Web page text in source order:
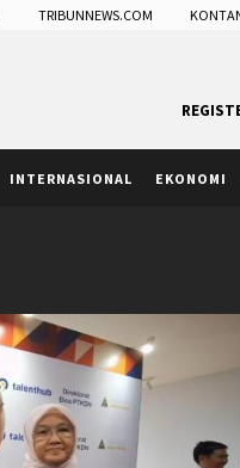
TRIBUNNEWS.COM
INTERNASIONAL EKONOMI